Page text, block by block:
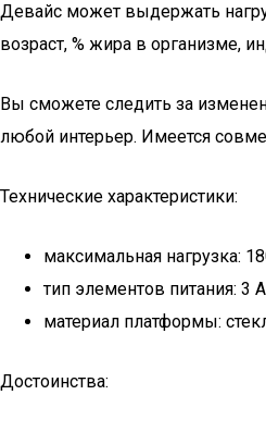
Девайс может выдержать
возраст, % жира в организме,
Вы сможете следить за
любой интерьер. Имеется
Технические характеристики:
максимальная нагрузка:
тип элементов питания: 3
материал платформы:
Достоинства: